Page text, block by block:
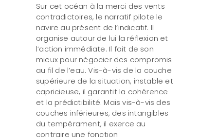
Sur cet océan à la merci des vents
contradictoires, le narratif pilote le
navire au présent de l’indicatif. Il
organise autour de lui la réflexion et
l’action immédiate. Il fait de son
mieux pour négocier des compromis
au fil de l’eau. Vis-à-vis de la couche
supérieure de la situation, instable et
capricieuse, il garantit la cohérence
et la prédictibilité. Mais vis-à-vis des
couches inférieures, des intangibles
du tempérament, il exerce au
contraire une fonction